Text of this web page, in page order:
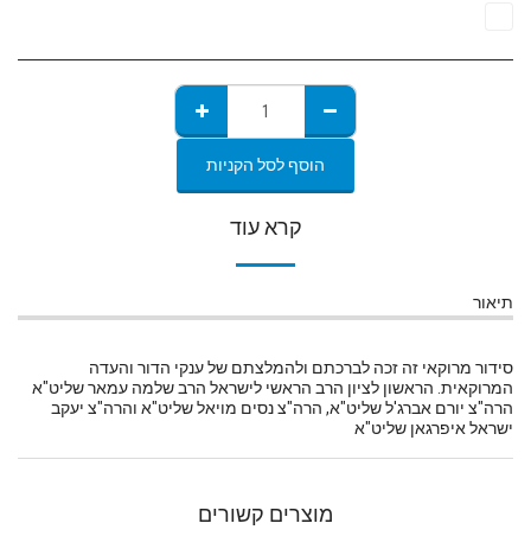
הוסף לסל הקניות
קרא עוד
תיאור
סידור מרוקאי זה זכה לברכתם ולהמלצתם של ענקי הדור והעדה
המרוקאית. הראשון לציון הרב הראשי לישראל הרב שלמה עמאר שליט"א
הרה"צ יורם אברג'ל שליט"א, הרה"צ נסים מויאל שליט"א והרה"צ יעקב
ישראל איפרגאן שליט"א
מוצרים קשורים